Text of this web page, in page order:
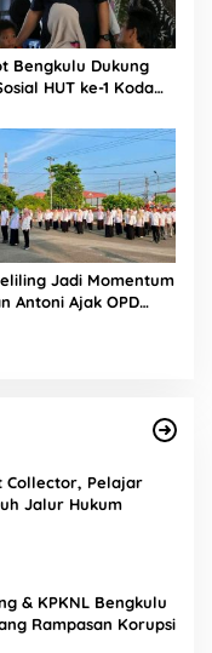
Bengkulu Dukung
HUT ke-1 Kodam
untuk Masyarakat
Jadi Momentum
Antoni Ajak OPD
Collector, Pelajar
Jalur Hukum
& KPKNL Bengkulu
Rampasan Korupsi